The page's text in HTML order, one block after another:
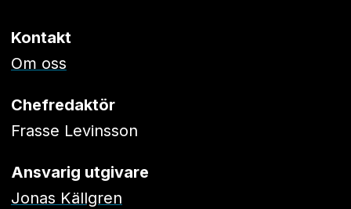
Kontakt
Om oss
Chefredaktör
Frasse Levinsson
Ansvarig utgivare
Jonas Källgren